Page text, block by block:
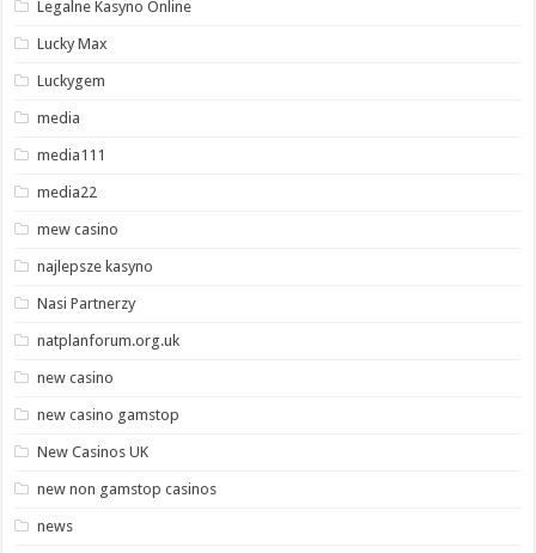
Legalne Kasyno Online
Lucky Max
Luckygem
media
media111
media22
mew casino
najlepsze kasyno
Nasi Partnerzy
natplanforum.org.uk
new casino
new casino gamstop
New Casinos UK
new non gamstop casinos
news